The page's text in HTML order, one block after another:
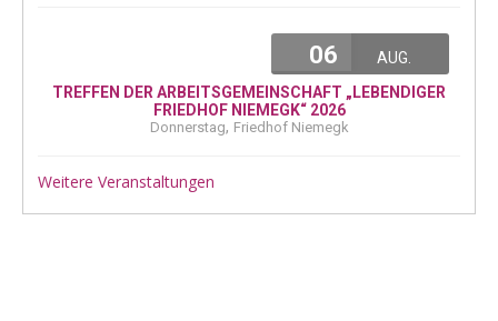
06
AUG.
TREFFEN DER ARBEITSGEMEINSCHAFT „LEBENDIGER
FRIEDHOF NIEMEGK“ 2026
Donnerstag, Friedhof Niemegk
Weitere Veranstaltungen